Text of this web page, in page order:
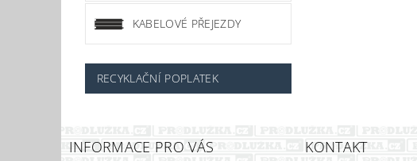
KABELOVÉ PŘEJEZDY
RECYKLAČNÍ POPLATEK
INFORMACE PRO VÁS KONTAKT